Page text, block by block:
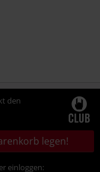
den
legen!
einloggen: